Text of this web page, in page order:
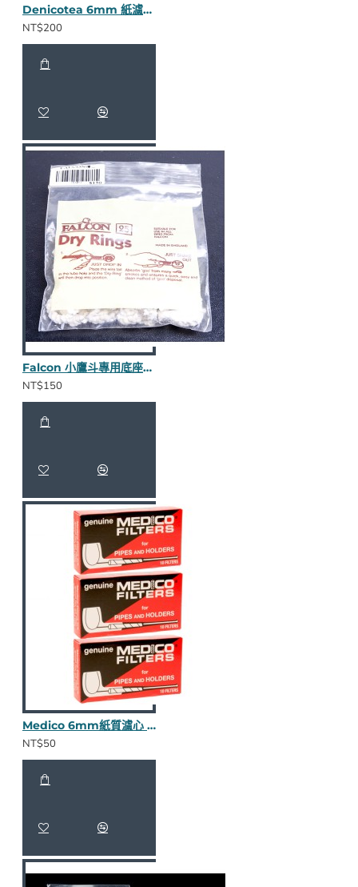
Denicotea 6mm 紙濾心(36入)
NT$200
Falcon 小鷹斗專用底座棉圈
NT$150
Medico 6mm紙質濾心 (10入)
NT$50